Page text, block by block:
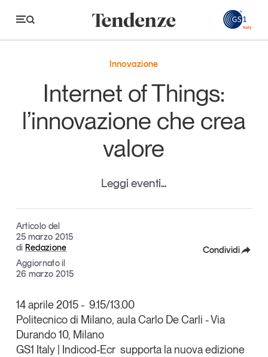
Tendenze
Economia e consumi
Retail e brand
Grandi temi
Magazine
Articoli
Dossier
Il Numero
Interviste
Innovazione
Internet of Things:
l’innovazione che crea
valore
Leggi eventi...
Articolo del
25 marzo 2015
di Redazione
Aggiornato il
26 marzo 2015
Condividi
Linkedin
Copia Link
14 aprile 2015- 9.15/13.00
Politecnico di Milano, aula Carlo De Carli - Via
Durando 10, Milano
GS1 Italy | Indicod-Ecr supporta la nuova edizione